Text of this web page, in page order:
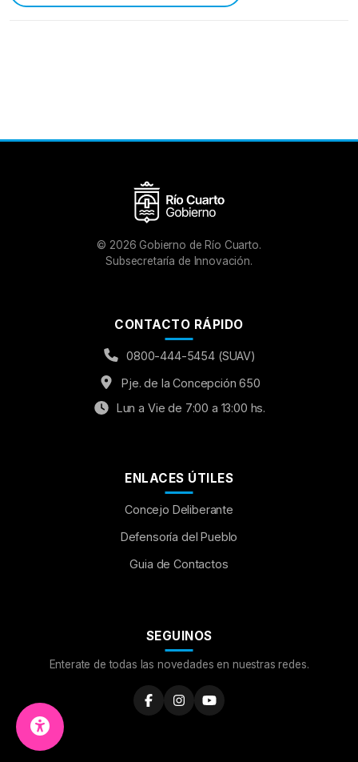
© 2026 Gobierno de Río Cuarto.
Subsecretaría de Innovación.
CONTACTO RÁPIDO
0800-444-5454 (SUAV)
Pje. de la Concepción 650
Lun a Vie de 7:00 a 13:00 hs.
ENLACES ÚTILES
Concejo Deliberante
Defensoría del Pueblo
Guia de Contactos
SEGUINOS
Enterate de todas las novedades en nuestras redes.
Aumentar Fuente
OFF
Leer al pasar el mouse